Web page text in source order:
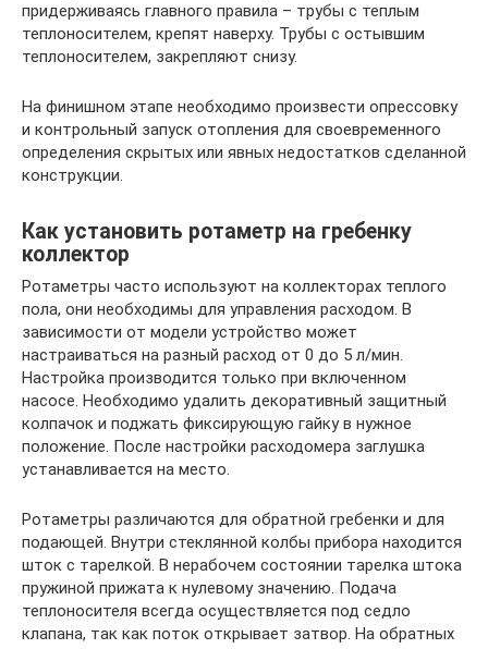
придерживаясь главного правила – трубы с теплым
теплоносителем, крепят наверху. Трубы с остывшим
теплоносителем, закрепляют снизу.
На финишном этапе необходимо произвести опрессовку
и контрольный запуск отопления для своевременного
определения скрытых или явных недостатков сделанной
конструкции.
Как установить ротаметр на гребенку
коллектор
Ротаметры часто используют на коллекторах теплого
пола, они необходимы для управления расходом. В
зависимости от модели устройство может
настраиваться на разный расход от 0 до 5 л/мин.
Настройка производится только при включенном
насосе. Необходимо удалить декоративный защитный
колпачок и поджать фиксирующую гайку в нужное
положение. После настройки расходомера заглушка
устанавливается на место.
Ротаметры различаются для обратной гребенки и для
подающей. Внутри стеклянной колбы прибора находится
шток с тарелкой. В нерабочем состоянии тарелка штока
пружиной прижата к нулевому значению. Подача
теплоносителя всегда осуществляется под седло
клапана, так как поток открывает затвор. На обратных